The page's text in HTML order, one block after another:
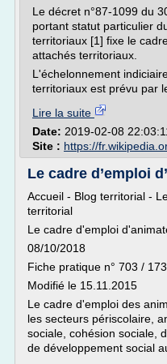
Le décret n°87-1099 du
portant statut particulier
territoriaux [1] fixe le
attachés territoriaux.
L'échelonnement
territoriaux est prévu par
Lire la suite
Date: 2019-02-08
Site : https://
Le cadre d’emploi
Accueil - Blog territorial -
territorial
Le cadre d'emploi
08/10/2018
Fiche pratique n° 703 /
Modifié le 15.11.2015
Le cadre d'emploi des
les secteurs périscolaire,
sociale, cohésion sociale,
de développement social